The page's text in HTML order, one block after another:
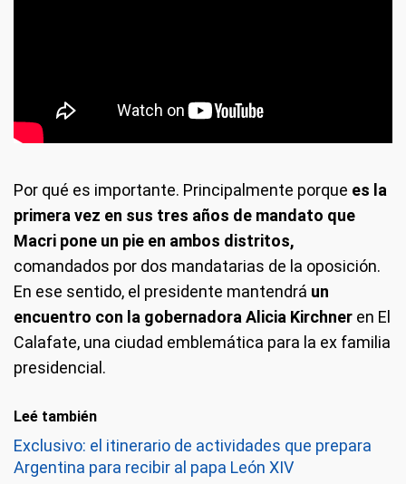
Por qué es importante. Principalmente porque es la
primera vez en sus tres años de mandato que
Macri pone un pie en ambos distritos,
comandados por dos mandatarias de la oposición.
En ese sentido, el presidente mantendrá un
encuentro con la gobernadora Alicia Kirchner en El
Calafate, una ciudad emblemática para la ex familia
presidencial.
Leé también
Exclusivo: el itinerario de actividades que prepara
Argentina para recibir al papa León XIV